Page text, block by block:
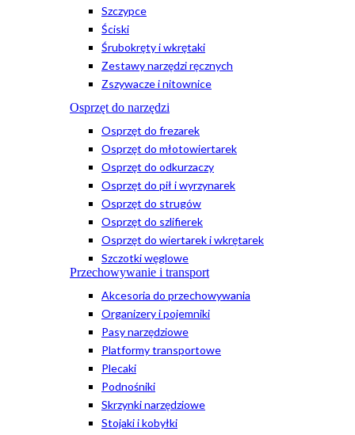
Szczypce
Ściski
Śrubokręty i wkrętaki
Zestawy narzędzi ręcznych
Zszywacze i nitownice
Osprzęt do narzędzi
Osprzęt do frezarek
Osprzęt do młotowiertarek
Osprzęt do odkurzaczy
Osprzęt do pił i wyrzynarek
Osprzęt do strugów
Osprzęt do szlifierek
Osprzęt do wiertarek i wkrętarek
Szczotki węglowe
Przechowywanie i transport
Akcesoria do przechowywania
Organizery i pojemniki
Pasy narzędziowe
Platformy transportowe
Plecaki
Podnośniki
Skrzynki narzędziowe
Stojaki i kobyłki